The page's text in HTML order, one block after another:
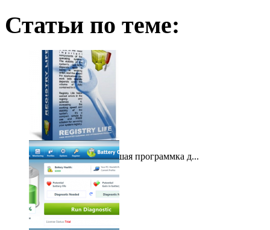
Статьи по теме:
Registry Life
Registry Life – небольшая программка д...
2012-05-10